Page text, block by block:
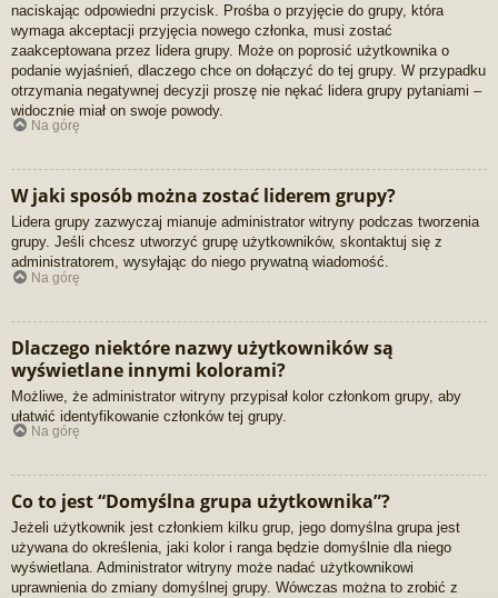
naciskając odpowiedni przycisk. Prośba o przyjęcie do grupy, która
wymaga akceptacji przyjęcia nowego członka, musi zostać
zaakceptowana przez lidera grupy. Może on poprosić użytkownika o
podanie wyjaśnień, dlaczego chce on dołączyć do tej grupy. W przypadku
otrzymania negatywnej decyzji proszę nie nękać lidera grupy pytaniami –
widocznie miał on swoje powody.
Na górę
W jaki sposób można zostać liderem grupy?
Lidera grupy zazwyczaj mianuje administrator witryny podczas tworzenia
grupy. Jeśli chcesz utworzyć grupę użytkowników, skontaktuj się z
administratorem, wysyłając do niego prywatną wiadomość.
Na górę
Dlaczego niektóre nazwy użytkowników są
wyświetlane innymi kolorami?
Możliwe, że administrator witryny przypisał kolor członkom grupy, aby
ułatwić identyfikowanie członków tej grupy.
Na górę
Co to jest “Domyślna grupa użytkownika”?
Jeżeli użytkownik jest członkiem kilku grup, jego domyślna grupa jest
używana do określenia, jaki kolor i ranga będzie domyślnie dla niego
wyświetlana. Administrator witryny może nadać użytkownikowi
uprawnienia do zmiany domyślnej grupy. Wówczas można to zrobić z